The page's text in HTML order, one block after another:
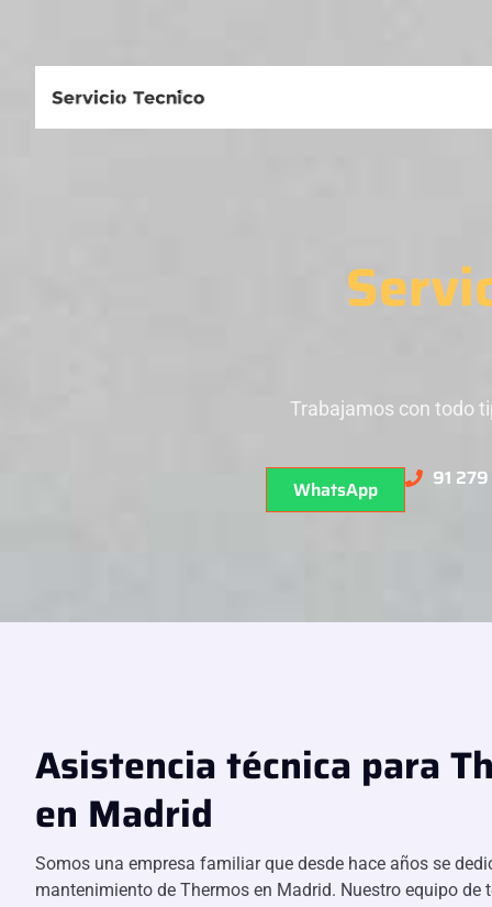
Trabajamos con todo
WhatsApp 91
Asistencia técnica para
en Madrid
Somos una empresa familiar que desde hace años se
mantenimiento de Thermos en Madrid. Nuestro equipo de